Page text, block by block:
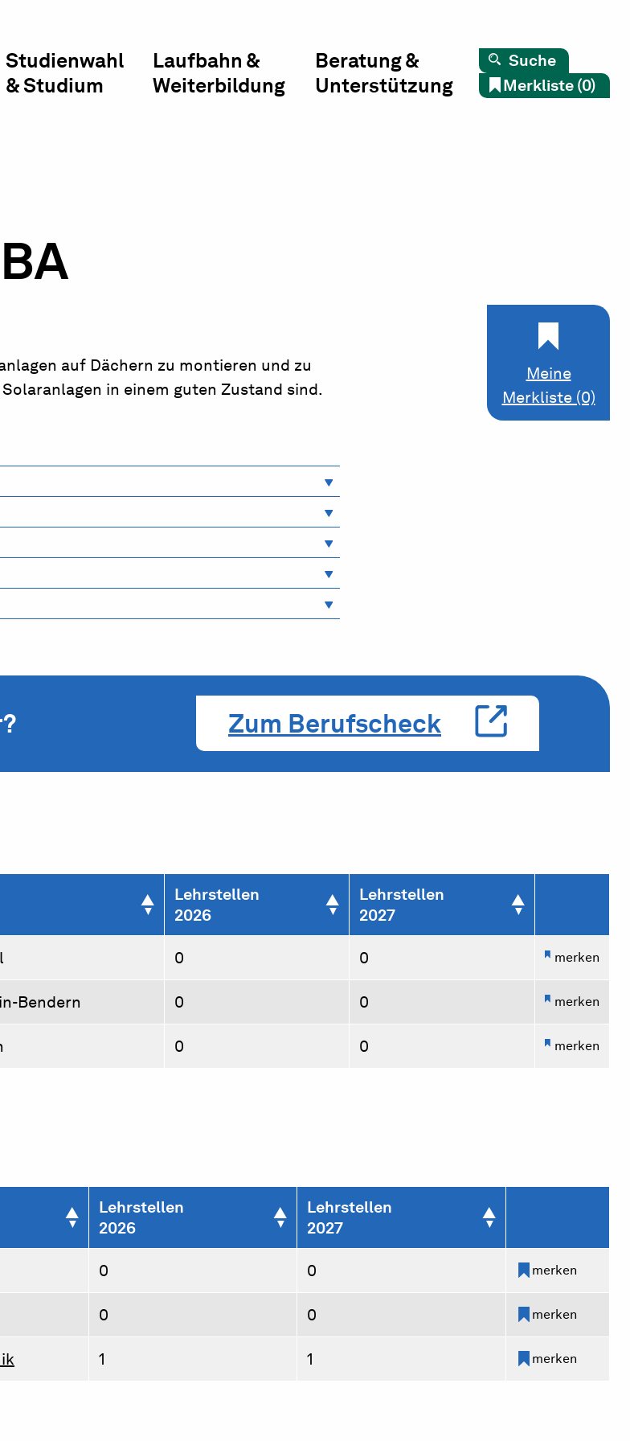
Studienwahl
& Studium
Laufbahn &
Weiterbildung
Beratung &
Unterstützung
Suche
Merkliste (0)
Meine
Merkliste (0)
auf Dächern zu montieren und zu
in einem guten Zustand sind.
Zum Berufscheck
Lehrstellen
2026
Lehrstellen
2027
0 0 merken
Bendern 0 0 merken
0 0 merken
Lehrstellen
2026
Lehrstellen
2027
0 0 merken
0 0 merken
1 1 merken